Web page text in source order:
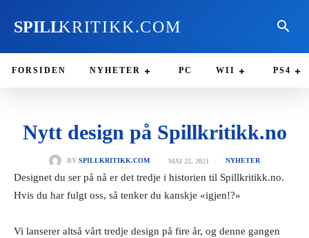
SPILLKRITIKK.COM
FORSIDEN NYHETER PC WII PS4
Nytt design på Spillkritikk.no
BY SPILLKRITIKK.COM MAI 22, 2021 NYHETER
Designet du ser på nå er det tredje i historien til Spillkritikk.no.
Hvis du har fulgt oss, så tenker du kanskje «igjen!?»
Vi lanserer altså vårt tredje design på fire år, og denne gangen